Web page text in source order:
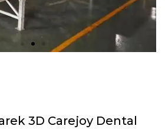
3D Carejoy Dental